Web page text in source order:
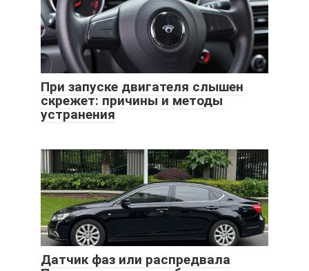
При запуске двигателя слышен
скрежет: причины и методы
устранения
Датчик фаз или распредвала